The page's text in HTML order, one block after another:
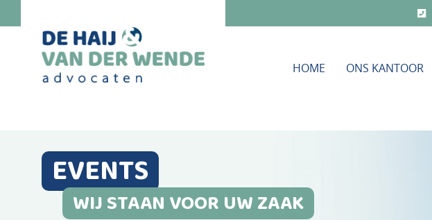
HOME ONS KANTOOR
EVENTS
WIJ STAAN VOOR UW ZAAK